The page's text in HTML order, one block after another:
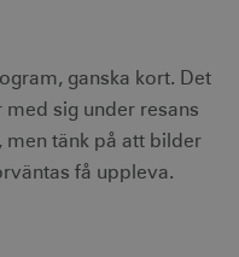
ganska kort. Det
med sig under resans
men tänk på att bilder
få uppleva.